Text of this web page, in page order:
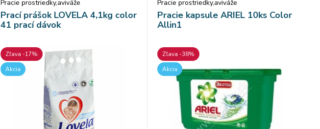
dlhotrvajúcu čistotu bielizne a sýte farby
ako nové už po prvom praní
Pracie prostriedky,aviváže
Prací prášok LOVELA 4,1kg color
41 prací dávok
Zľava -17%
Akcia
Pracie prostriedky,aviváže
Pracie kapsule ARIEL 10ks Color
Allin1
Zľava -38%
Akcia